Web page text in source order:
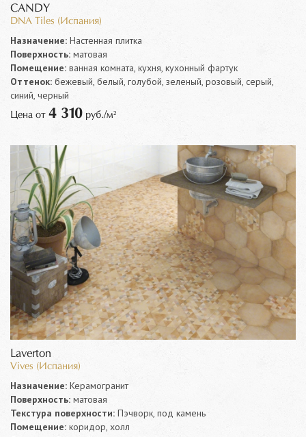
CANDY
DNA Tiles (Испания)
Назначение: Настенная плитка
Поверхность: матовая
Помещение: ванная комната, кухня, кухонный фартук
Оттенок: бежевый, белый, голубой, зеленый, розовый, серый,
синий, черный
Цена от 4 310 руб./м²
Laverton
Vives (Испания)
Назначение: Керамогранит
Поверхность: матовая
Текстура поверхности: Пэчворк, под камень
Помещение: коридор, холл